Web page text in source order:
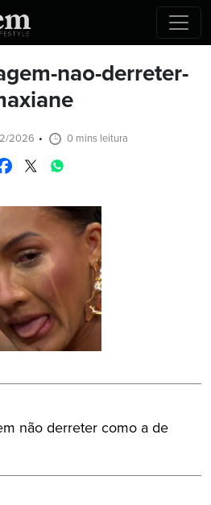
nao-derreter-
2026 0 mins leitura
não derreter como a de